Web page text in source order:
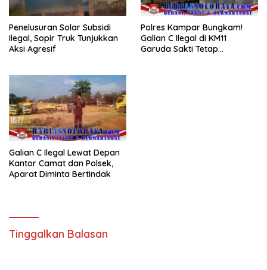
Penelusuran Solar Subsidi
Ilegal, Sopir Truk Tunjukkan
Aksi Agresif
Polres Kampar Bungkam!
Galian C Ilegal di KM11
Garuda Sakti Tetap
Galian C Ilegal Lewat Depan
Kantor Camat dan Polsek,
Aparat Diminta Bertindak
Tinggalkan Balasan